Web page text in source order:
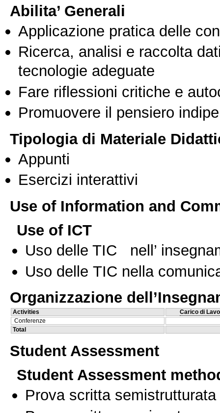
Abilita’ Generali
Applicazione pratica delle
Ricerca, analisi e raccolta
tecnologie adeguate
Fare riflessioni critiche e
Promuovere il pensiero
Tipologia di Materiale
Appunti
Esercizi interattivi
Use of Information and
Use of ICT
Uso delle TIC nell’
Uso delle TIC nella
Organizzazione
Activities
Carico di
Conferenze
Total
Student Assessment
Student Assessment
Prova scritta